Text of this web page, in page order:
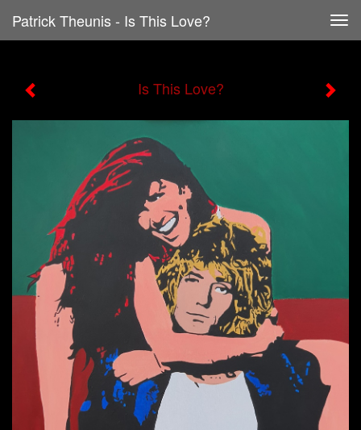
Patrick Theunis - Is This Love?
Is This Love?